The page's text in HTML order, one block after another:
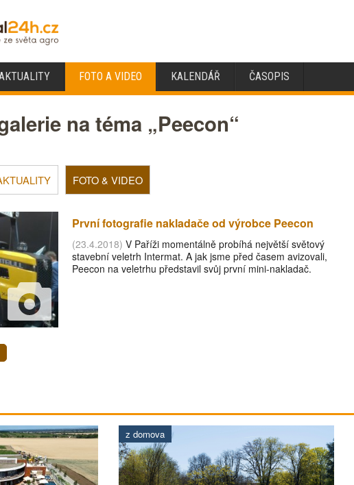
FOTO A VIDEO KALENDÁŘ ČASOPIS
na téma „Peecon“
FOTO & VIDEO
První fotografie nakladače od výrobce Peecon
(23.4.2018) V Paříži momentálně probíhá největší světový
stavební veletrh Intermat. A jak jsme před časem avizovali,
Peecon na veletrhu představil svůj první mini-nakladač.
z domova